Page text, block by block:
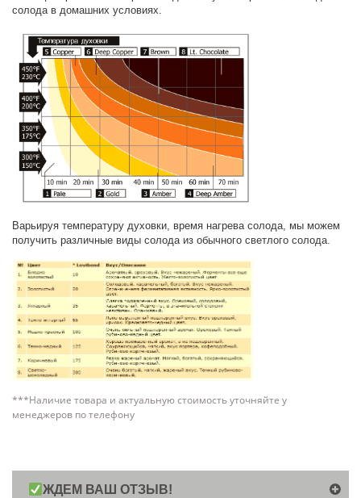
солода в домашних условиях.
Варьируя температуру духовки, время нагрева солода, мы можем
получить различные виды солода из обычного светлого солода.
***Наличие товара и актуальную стоимость уточняйте у
менеджеров по телефону
ЖДЕМ ВАШ ОТЗЫВ!